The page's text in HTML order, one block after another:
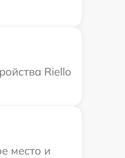
Riello
место и